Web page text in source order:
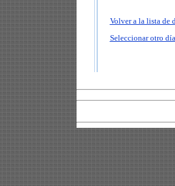
Volver a la lista de
Seleccionar otro